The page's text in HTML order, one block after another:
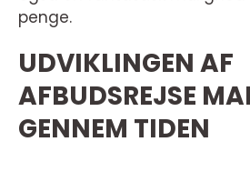
penge.
UDVIKLINGEN AF
AFBUDSREJSE
GENNEM TIDEN